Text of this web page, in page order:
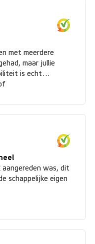
met meerdere
maar jullie
is echt
aangereden was, dit
schappelijke eigen